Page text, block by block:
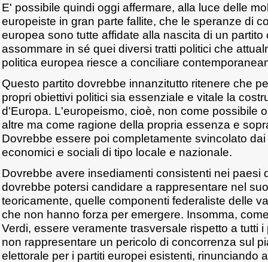
E' possibile quindi oggi affermare, alla luce delle
europeiste in gran parte fallite, che le speranze di
europea sono tutte affidate alla nascita di un
assommare in sé quei diversi tratti politici che
politica europea riesce a conciliare
Questo partito dovrebbe innanzitutto ritenere che
propri obiettivi politici sia essenziale e vitale la
d'Europa. L'europeismo, cioè, non come possibile
altre ma come ragione della propria essenza e
Dovrebbe essere poi completamente svincolato
economici e sociali di tipo locale e nazionale.
Dovrebbe avere insediamenti consistenti nei paesi
dovrebbe potersi candidare a rappresentare nel
teoricamente, quelle componenti federaliste delle
che non hanno forza per emergere. Insomma,
Verdi, essere veramente trasversale rispetto a tutti
non rappresentare un pericolo di concorrenza sul
elettorale per i partiti europei esistenti, rinunciando